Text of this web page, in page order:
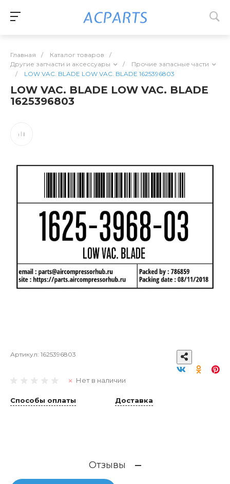
Главная / Каталог товаров
/
Другие запчасти и аксессуары
/
Прочие запасные части
/
LOW VAC. BLADE LOW VAC. BLADE 1625396803
LOW VAC. BLADE LOW VAC. BLADE
1625396803
Артикул: 1625396803
Нет в наличии
Способы оплаты Доставка
Отзывы